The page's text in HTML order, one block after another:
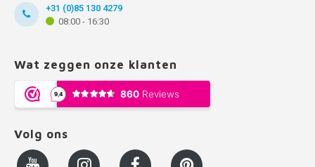
+31 (0)85 130 4279
08:00 - 16:30
Wat zeggen onze klanten
Volg ons